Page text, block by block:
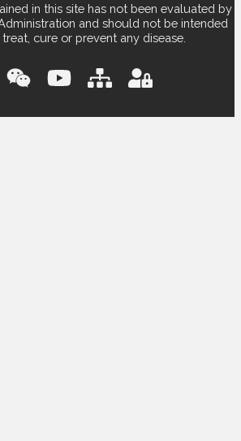
in this site has not been evaluated by
and should not be intended
cure or prevent any disease.